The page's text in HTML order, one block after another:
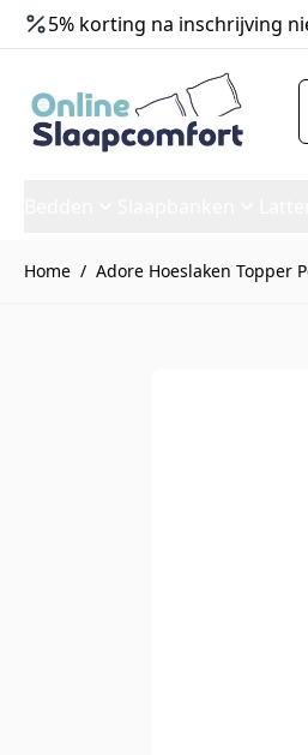
5% korting na inschrijving
Home / Adore Hoeslaken Topper